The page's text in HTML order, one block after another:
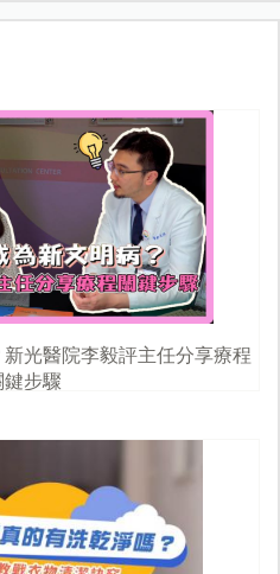
光醫院李毅評主任分享療程
鍵步驟